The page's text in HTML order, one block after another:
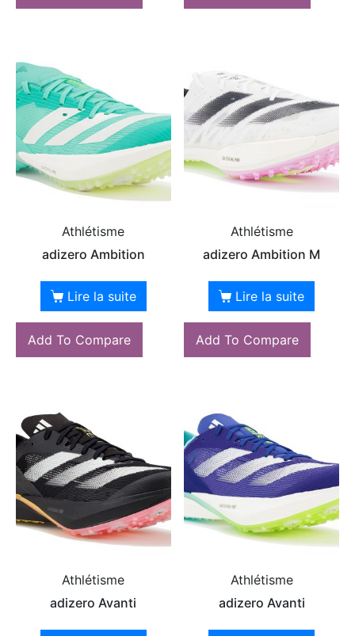
Athlétisme
adizero Ambition
Lire la suite
Add To Compare
Athlétisme
adizero Ambition M
Lire la suite
Add To Compare
Athlétisme
adizero Avanti
Athlétisme
adizero Avanti